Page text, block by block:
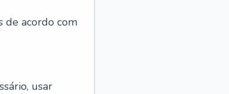
de acordo com
usar